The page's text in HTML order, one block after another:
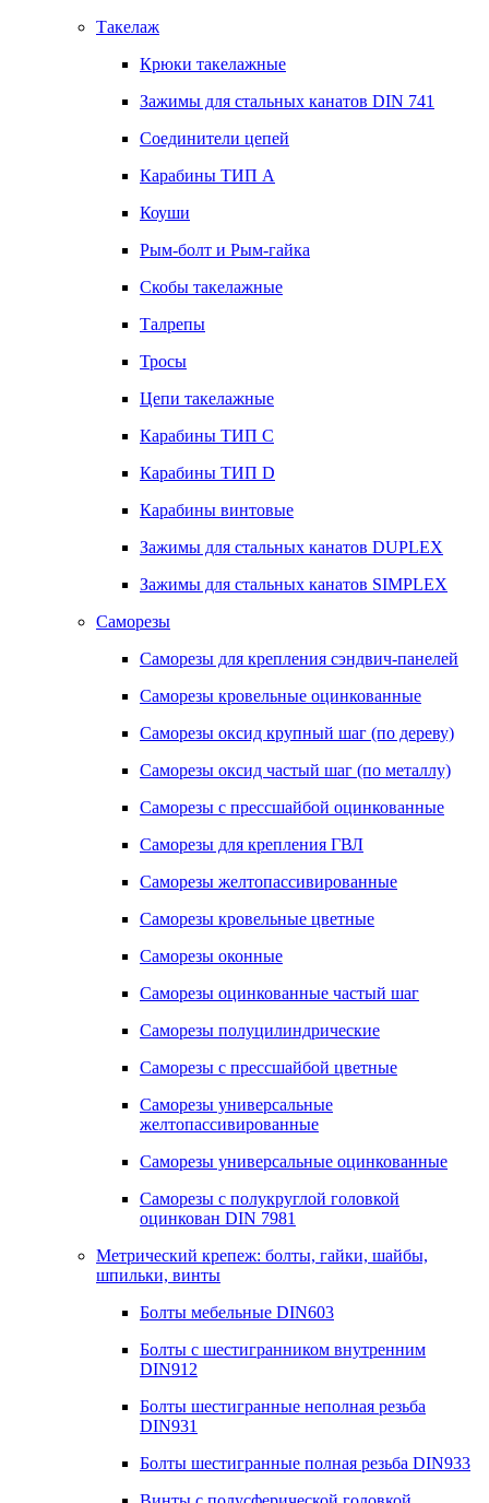
Такелаж
Крюки такелажные
Зажимы для стальных канатов DIN 741
Соединители цепей
Карабины ТИП А
Коуши
Рым-болт и Рым-гайка
Скобы такелажные
Талрепы
Тросы
Цепи такелажные
Карабины ТИП C
Карабины ТИП D
Карабины винтовые
Зажимы для стальных канатов DUPLEX
Зажимы для стальных канатов SIMPLEX
Саморезы
Саморезы для крепления сэндвич-панелей
Саморезы кровельные оцинкованные
Саморезы оксид крупный шаг (по дереву)
Саморезы оксид частый шаг (по металлу)
Саморезы с прессшайбой оцинкованные
Саморезы для крепления ГВЛ
Саморезы желтопассивированные
Саморезы кровельные цветные
Саморезы оконные
Саморезы оцинкованные частый шаг
Саморезы полуцилиндрические
Саморезы с прессшайбой цветные
Саморезы универсальные
желтопассивированные
Саморезы универсальные оцинкованные
Саморезы с полукруглой головкой
оцинкован DIN 7981
Метрический крепеж: болты, гайки, шайбы,
шпильки, винты
Болты мебельные DIN603
Болты с шестигранником внутренним
DIN912
Болты шестигранные неполная резьба
DIN931
Болты шестигранные полная резьба DIN933